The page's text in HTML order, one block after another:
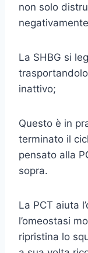
non solo
La SHBG si
inattivo;
Questo è in
terminato il
pensato alla
sopra.
La PCT aiuta
l’omeostasi
ripristina lo